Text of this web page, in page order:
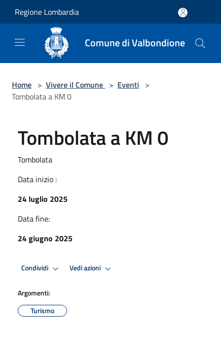
Regione Lombardia
Comune di Valbondione
Home > Vivere il Comune > Eventi >
Tombolata a KM 0
Tombolata a KM 0
Tombolata
Data inizio :
24 luglio 2025
Data fine:
24 giugno 2025
Condividi Vedi azioni
Argomenti:
Turismo